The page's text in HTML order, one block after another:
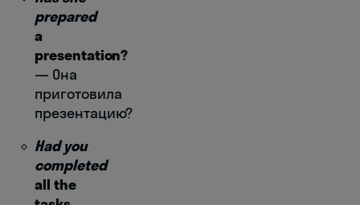
prepared
a
presentation?
― Она
приготовила
презентацию?
Had you
completed
all the